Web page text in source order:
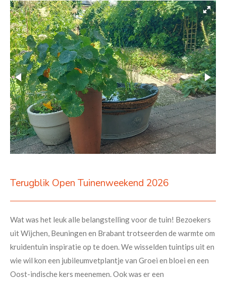
Terugblik Open Tuinenweekend 2026
Wat was het leuk alle belangstelling voor de tuin! Bezoekers
uit Wijchen, Beuningen en Brabant trotseerden de warmte om
kruidentuin inspiratie op te doen. We wisselden tuintips uit en
wie wil kon een jubileumvetplantje van Groei en bloei en een
Oost-indische kers meenemen. Ook was er een